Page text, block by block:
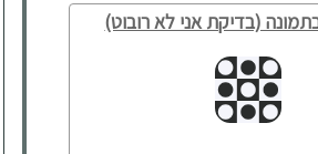
(בדיקת אני לא רובוט)